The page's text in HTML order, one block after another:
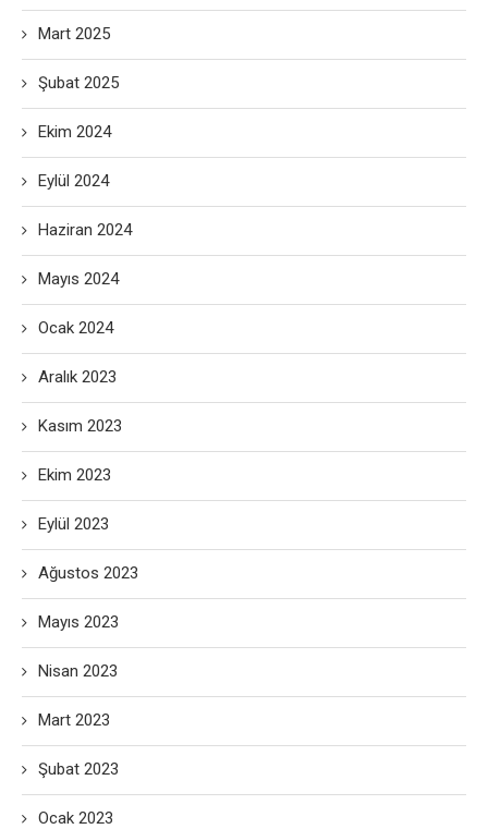
Mart 2025
Şubat 2025
Ekim 2024
Eylül 2024
Haziran 2024
Mayıs 2024
Ocak 2024
Aralık 2023
Kasım 2023
Ekim 2023
Eylül 2023
Ağustos 2023
Mayıs 2023
Nisan 2023
Mart 2023
Şubat 2023
Ocak 2023